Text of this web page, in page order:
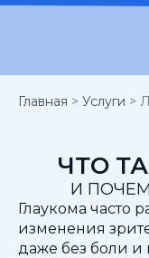
Главная > Услуги >
ЧТО
И
Глаукома часто
изменения
даже без боли и